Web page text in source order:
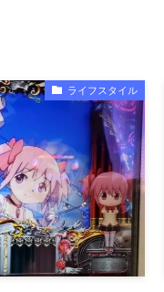
ライフスタイル